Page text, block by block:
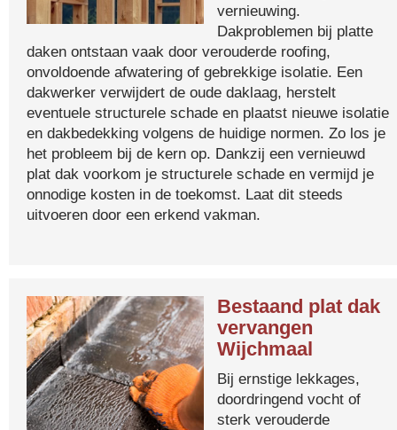
vernieuwing.
Dakproblemen bij platte
daken ontstaan vaak door verouderde roofing,
onvoldoende afwatering of gebrekkige isolatie. Een
dakwerker verwijdert de oude daklaag, herstelt
eventuele structurele schade en plaatst nieuwe isolatie
en dakbedekking volgens de huidige normen. Zo los je
het probleem bij de kern op. Dankzij een vernieuwd
plat dak voorkom je structurele schade en vermijd je
onnodige kosten in de toekomst. Laat dit steeds
uitvoeren door een erkend vakman.
Bestaand plat dak
vervangen
Wijchmaal
Bij ernstige lekkages,
doordringend vocht of
sterk verouderde